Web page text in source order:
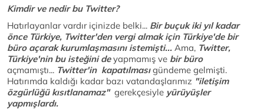
Kimdir ve nedir bu Twitter?
Hatırlayanlar vardır içinizde belki... Bir buçuk iki yıl kadar
önce Türkiye, Twitter'den vergi almak için Türkiye'de bir
büro açarak kurumlaşmasını istemişti... Ama, Twitter,
Türkiye'nin bu isteğini deyapmamış ve bir büro
açmamıştı... Twitter'in kapatılmasıgündeme gelmişti.
Hatırımda kaldığı kadar bazı vatandaşlarımız "iletişim
özgürlüğü kısıtlanamaz" gerekçesiyle yürüyüşler
yapmışlardı.